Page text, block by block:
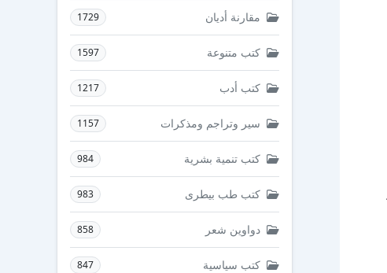
مقارنة أديان 1729
كتب متنوعة 1597
كتب أدب 1217
سير وتراجم ومذكرات 1157
كتب تنمية بشرية 984
كتب طب بيطرى 983
دواوين شعر 858
كتب سياسية 847